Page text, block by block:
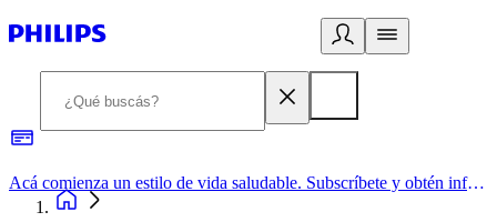
Acá comienza un estilo de vida saludable. Subscríbete y obtén información de primera mano